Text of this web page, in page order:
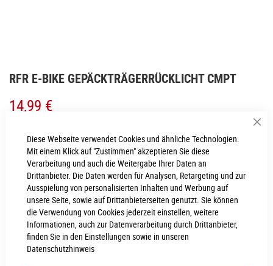
Diese Webseite verwendet Cookies und ähnliche Technologien.
Mit einem Klick auf "Zustimmen" akzeptieren Sie diese
Verarbeitung und auch die Weitergabe Ihrer Daten an
Drittanbieter. Die Daten werden für Analysen, Retargeting und zur
Ausspielung von personalisierten Inhalten und Werbung auf
unsere Seite, sowie auf Drittanbieterseiten genutzt. Sie können
die Verwendung von Cookies jederzeit einstellen, weitere
Informationen, auch zur Datenverarbeitung durch Drittanbieter,
finden Sie in den Einstellungen sowie in unseren
Datenschutzhinweis
Anfang
Bildgalerie
RFR E-BIKE GEPÄCKTRÄGERRÜCKLICHT CMPT
14,99 €
LIEFERZEIT
3 - 4 Werktage
IN DEN WARENKORB